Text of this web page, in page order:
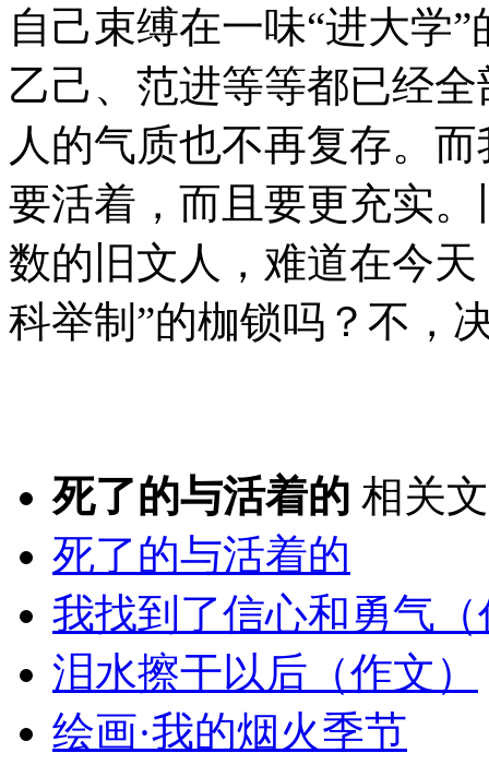
自己束缚在一味“进大学
乙己、范进等等都已经
人的气质也不再复存。
要活着，而且要更充实
数的旧文人，难道在今
科举制”的枷锁吗？不，
死了的与活着的 相关
死了的与活着的
我找到了信心和勇气
泪水擦干以后（作文）
绘画·我的烟火季节